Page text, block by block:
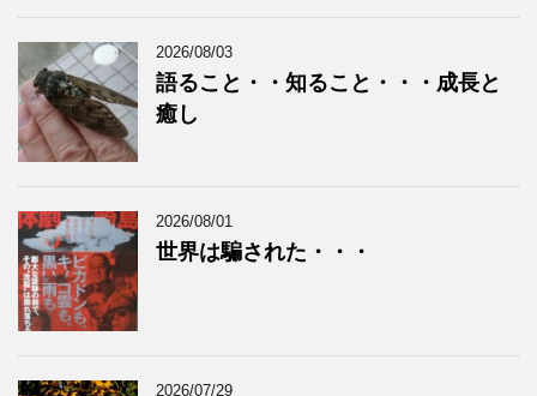
2026/08/03
語ること・・知ること・・・成長と
癒し
2026/08/01
世界は騙された・・・
2026/07/29